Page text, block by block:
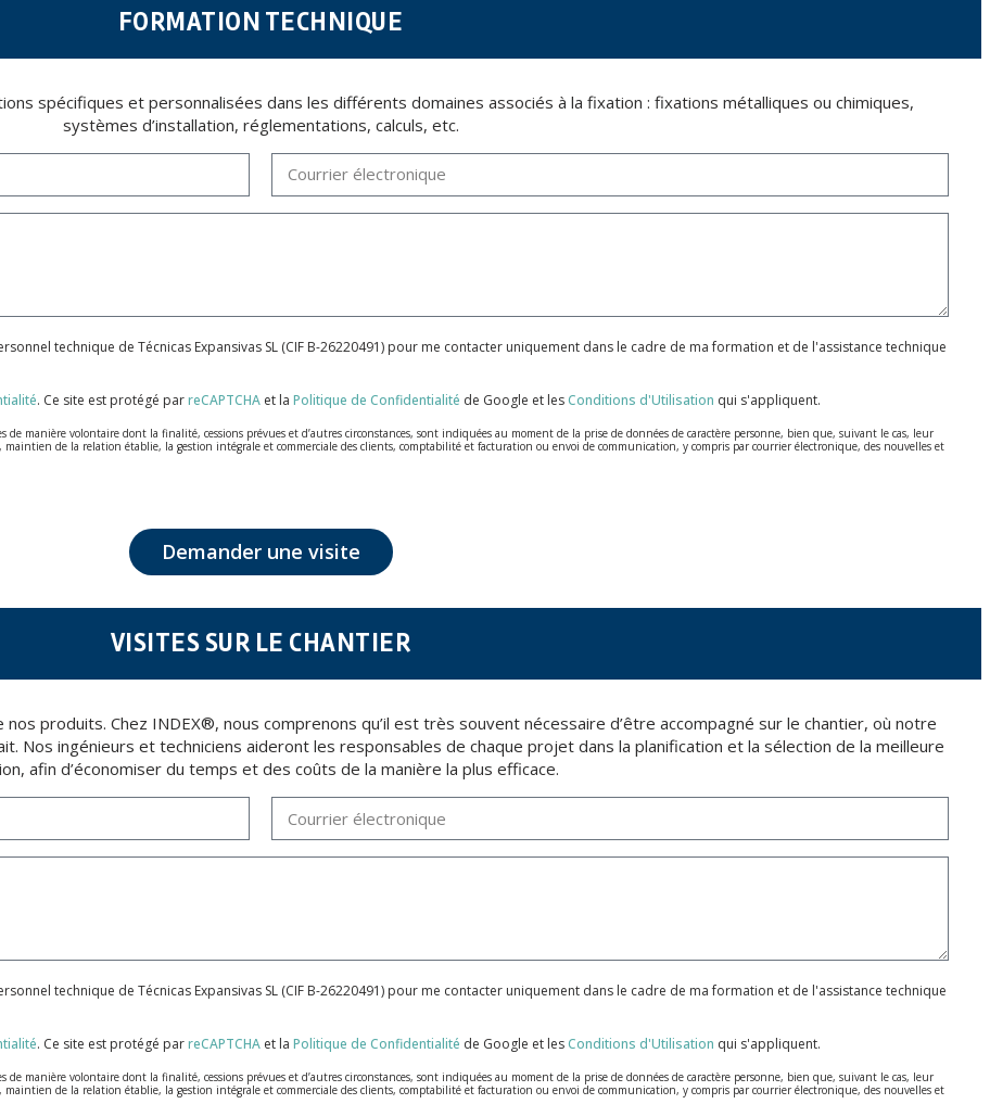
FORMATION TECHNIQUE
spécifiques et personnalisées dans les différents domaines associés à la fixation : fixations métalliques ou chimiques,
systèmes d’installation, réglementations, calculs, etc.
technique de Técnicas Expansivas SL (CIF B-26220491) pour me contacter uniquement dans le cadre de ma formation et de l'assistance technique
. Ce site est protégé parreCAPTCHA et la Politique de Confidentialité de Google et lesConditions d'Utilisation qui s'appliquent.
de manière volontaire dont la finalité, cessions prévues et d’autres circonstances, sont indiquées au moment de la prise de données de caractère personne, bien que, suivant le cas, leur
de la relation établie, la gestion intégrale et commerciale des clients, comptabilité et facturation ou envoi de communication, y compris par courrier électronique, des nouvelles et
grande confidentialité et répondent à toutes les exigences prévues par la loi 15/1999 du 13 décembre sur la protection des données personnelles.
en vertu des dispositions au Règlement Général sur la Protection des Données 2016 (RGPD) en envoyant une lettre accompagnée d'une photocopie de votre pièce d’identité,
Demander une visite
VISITES SUR LE CHANTIER
produits. Chez INDEX®, nous comprenons qu’il est très souvent nécessaire d’être accompagné sur le chantier, où notre
Nos ingénieurs et techniciens aideront les responsables de chaque projet dans la planification et la sélection de la meilleure
afin d’économiser du temps et des coûts de la manière la plus efficace.
technique de Técnicas Expansivas SL (CIF B-26220491) pour me contacter uniquement dans le cadre de ma formation et de l'assistance technique
. Ce site est protégé parreCAPTCHA et la Politique de Confidentialité de Google et lesConditions d'Utilisation qui s'appliquent.
de manière volontaire dont la finalité, cessions prévues et d’autres circonstances, sont indiquées au moment de la prise de données de caractère personne, bien que, suivant le cas, leur
de la relation établie, la gestion intégrale et commerciale des clients, comptabilité et facturation ou envoi de communication, y compris par courrier électronique, des nouvelles et